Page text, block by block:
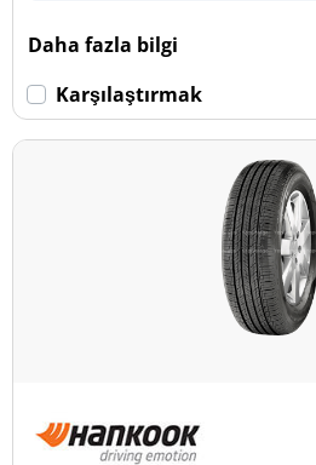
Daha fazla bilgi
Karşılaştırmak